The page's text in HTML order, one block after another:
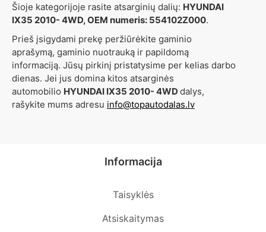
Šioje kategorijoje rasite atsarginių dalių: HYUNDAI
IX35 2010- 4WD, OEM numeris: 554102Z000.
Prieš įsigydami prekę peržiūrėkite gaminio
aprašymą, gaminio nuotrauką ir papildomą
informaciją. Jūsų pirkinį pristatysime per kelias darbo
dienas. Jei jus domina kitos atsarginės
automobilio HYUNDAI IX35 2010- 4WD dalys,
rašykite mums adresu info@topautodalas.lv
Informacija
Taisyklės
Atsiskaitymas